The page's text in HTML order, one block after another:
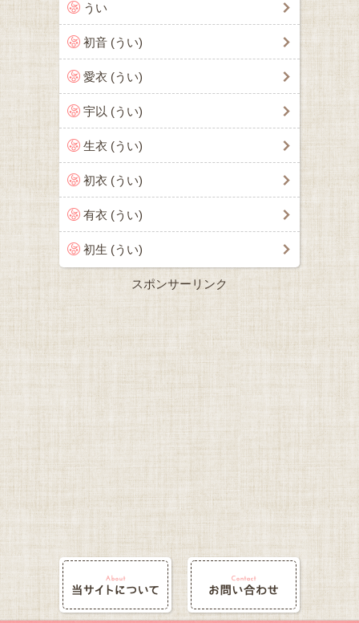
うい
初音 (うい)
愛衣 (うい)
宇以 (うい)
生衣 (うい)
初衣 (うい)
有衣 (うい)
初生 (うい)
スポンサーリンク